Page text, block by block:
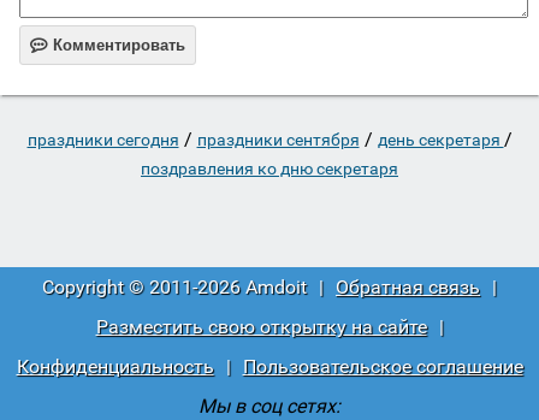
 Комментировать
праздники сегодня / праздники сентября / день секретаря /
поздравления ко дню секретаря
Copyright © 2011-2026 Amdoit | Обратная связь |
Разместить свою открытку на сайте
|
Конфиденциальность
|
Пользовательское соглашение
Мы в соц сетях: